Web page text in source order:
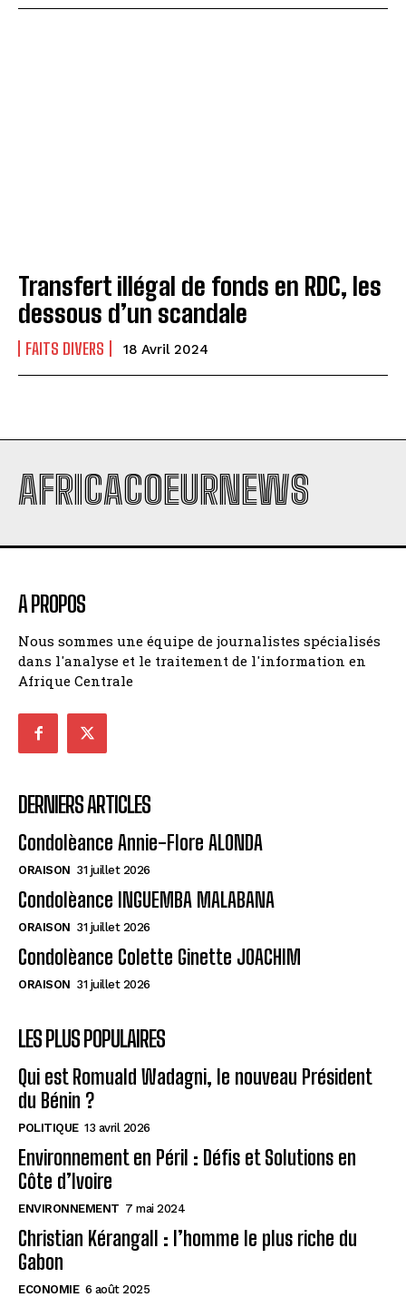
Transfert illégal de fonds en RDC, les
dessous d’un scandale
FAITS DIVERS 18 Avril 2024
AFRICACOEURNEWS
A PROPOS
Nous sommes une équipe de journalistes spécialisés
dans l'analyse et le traitement de l'information en
Afrique Centrale
DERNIERS ARTICLES
Condolèance Annie-Flore ALONDA
ORAISON 31 juillet 2026
Condolèance INGUEMBA MALABANA
ORAISON 31 juillet 2026
Condolèance Colette Ginette JOACHIM
ORAISON 31 juillet 2026
LES PLUS POPULAIRES
Qui est Romuald Wadagni, le nouveau Président
du Bénin ?
POLITIQUE 13 avril 2026
Environnement en Péril : Défis et Solutions en
Côte d’Ivoire
ENVIRONNEMENT 7 mai 2024
Christian Kérangall : l’homme le plus riche du
Gabon
ECONOMIE 6 août 2025